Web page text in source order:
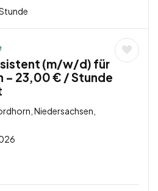
(m/w/d) für
– 23,00 € / Stunde
Niedersachsen,